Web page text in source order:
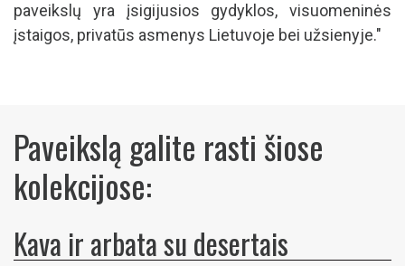
paveikslų yra įsigijusios gydyklos, visuomeninės
įstaigos, privatūs asmenys Lietuvoje bei užsienyje."
Paveikslą galite rasti šiose
kolekcijose:
Kava ir arbata su desertais